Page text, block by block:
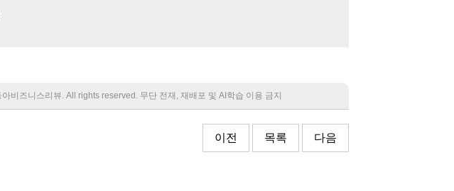
비즈니스리뷰. All rights reserved. 무단 전재, 재배포 및 AI학습 이용 금지
이전 목록 다음